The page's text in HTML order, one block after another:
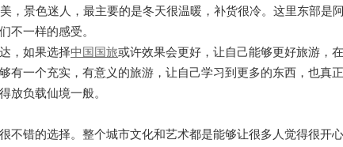
，景色迷人，最主要的是冬天很温暖，补货很冷。这里东部是
不一样的感受。
，如果选择中国国旅或许效果会更好，让自己能够更好旅游，
有一个充实，有意义的旅游，让自己学习到更多的东西，也真
放负载仙境一般。
不错的选择。整个城市文化和艺术都是能够让很多人觉得很开